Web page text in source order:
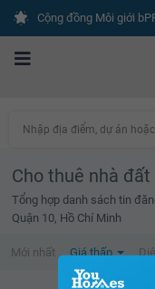
Cộng đồng Môi giới
Nhập địa điểm, dự án hoặc
Cho thuê nhà
Tổng hợp danh sách tin
Quận 10, Hồ Chí Minh
Mới nhất Giá thấp